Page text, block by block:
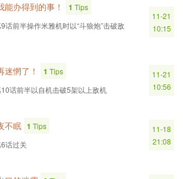
能办得到的事！ 1 Tips
话前半操作米雅机时以“斗狼炮”击破敌
11-21
10:15
迷惘了！ 1 Tips
话前半以自机击破5架以上敌机
11-21
10:56
不眠 1 Tips
话过关
11-18
21:08